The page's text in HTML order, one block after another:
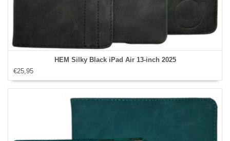
HEM Silky Black iPad Air 13‑inch 2025
€25,95